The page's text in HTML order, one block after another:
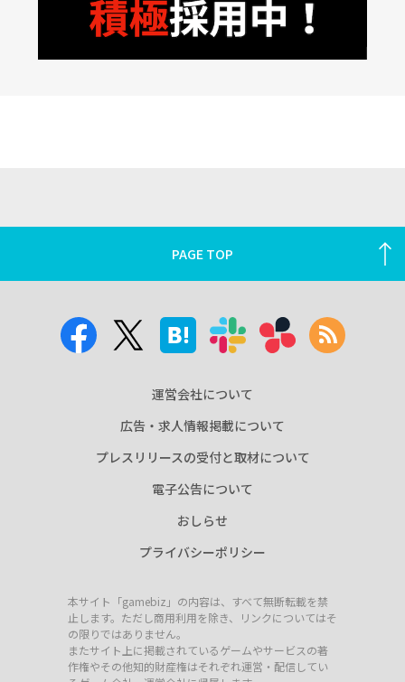
PAGE TOP
運営会社について
広告・求人情報掲載について
プレスリリースの受付と取材について
電子公告について
おしらせ
プライバシーポリシー
本サイト「gamebiz」の内容は、すべて無断転載を禁
止します。ただし商用利用を除き、リンクについてはそ
の限りではありません。
またサイト上に掲載されているゲームやサービスの著
作権やその他知的財産権はそれぞれ運営・配信してい